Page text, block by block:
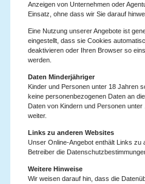
Anzeigen von Unternehmen oder
Einsatz, ohne dass wir Sie darauf
Eine Nutzung unserer Angebote ist
eingestellt, dass sie Cookies
deaktivieren oder Ihren Browser so
werden.
Daten Minderjähriger
Kinder und Personen unter 18 Jahren
keine personenbezogenen Daten an
Daten von Kindern und Personen
weiter.
Links zu anderen Websites
Unser Online-Angebot enthält Links zu
Betreiber die
Weitere Hinweise
Wir weisen darauf hin, dass die